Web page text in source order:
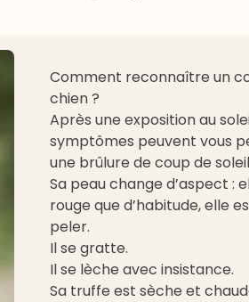
Comment reconnaître un
chien ?
Après une exposition au
symptômes peuvent vous
une brûlure de coup de
Sa peau change d’aspect :
rouge que d’habitude, elle
peler.
Il se gratte.
Il se lèche avec insistance.
Sa truffe est sèche et